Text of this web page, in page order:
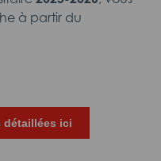
à partir du
détaillées ici